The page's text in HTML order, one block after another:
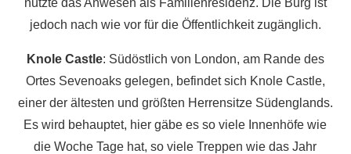
jedoch nach wie vor für die Öffentlichkeit zugänglich.
Knole Castle: Südöstlich von London, am Rande des
Ortes Sevenoaks gelegen, befindet sich Knole Castle,
einer der ältesten und größten Herrensitze Südenglands.
Es wird behauptet, hier gäbe es so viele Innenhöfe wie
die Woche Tage hat, so viele Treppen wie das Jahr